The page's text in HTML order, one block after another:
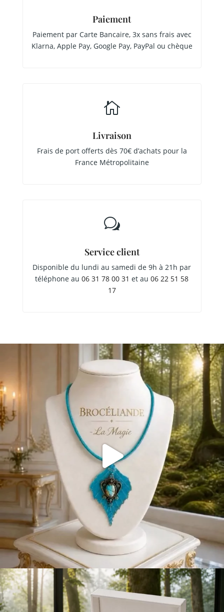
Paiement
Paiement par Carte Bancaire, 3x sans frais avec
Klarna, Apple Pay, Google Pay, PayPal ou chèque

Livraison
Frais de port offerts dès 70€ d’achats pour la
France Métropolitaine
w
Service client
Disponible du lundi au samedi de 9h à 21h par
téléphone au06 31 78 00 31 et au06 22 51 58
17